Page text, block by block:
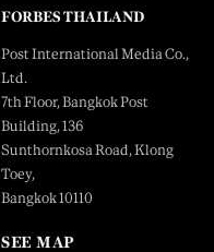
FORBES THAILAND
Post International Media Co.,
Ltd.
7th Floor, Bangkok Post
Building, 136
Sunthornkosa Road, Klong
Toey,
Bangkok 10110
SEE MAP